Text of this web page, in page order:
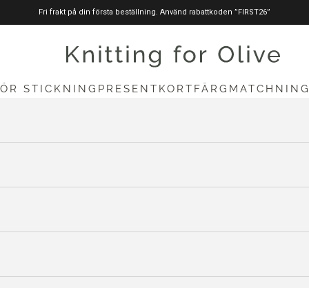
Fri frakt på din första beställning. Använd rabattkoden ”FIRST26”
stickningförolive.com
STICKNING PRESENTKORT